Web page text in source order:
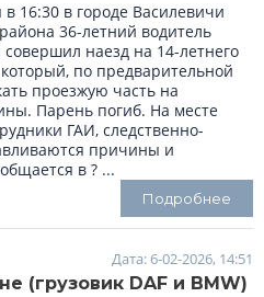
в 16:30 в городе Василевичи
36-летний водитель
совершил наезд на 14-летнего
который, по предварительной
проезжую часть на
Парень погиб. На месте
ГАИ, следственно-
причины и
в ? ...
Подробнее
Дата: 6-02-2026, 14:51
(грузовик DAF и BMW)